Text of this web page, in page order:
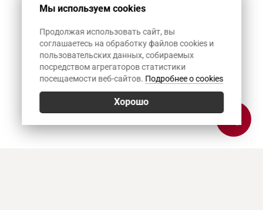
Мы используем cookies
Продолжая использовать сайт, вы
соглашаетесь на обработку файлов cookies и
пользовательских данных, собираемых
посредством агрегаторов статистики
посещаемости веб-сайтов. Подробнее о cookies
Хорошо